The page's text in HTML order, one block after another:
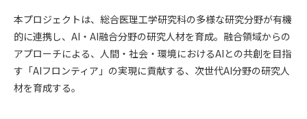
本プロジェクトは、総合医理工学研究科の多様な研究分野が有機
的に連携し、AI・AI融合分野の研究人材を育成。融合領域からの
アプローチによる、人間・社会・環境におけるAIとの共創を目指
す「AIフロンティア」の実現に貢献する、次世代AI分野の研究人
材を育成する。